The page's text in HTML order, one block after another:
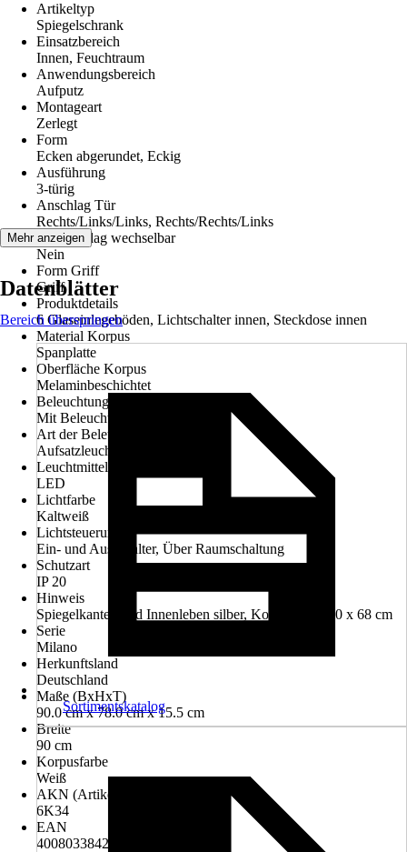
Artikeltyp
Spiegelschrank
Einsatzbereich
Innen, Feuchtraum
Anwendungsbereich
Aufputz
Montageart
Zerlegt
Form
Ecken abgerundet, Eckig
Ausführung
3-türig
Anschlag Tür
Rechts/Links/Links, Rechts/Rechts/Links
Türanschlag wechselbar
Nein
Form Griff
Griff
Produktdetails
6 Glaseinlegeböden, Lichtschalter innen, Steckdose innen
Material Korpus
Spanplatte
Oberfläche Korpus
Melaminbeschichtet
Beleuchtung
Mit Beleuchtung
Art der Beleuchtung
Aufsatzleuchte
Leuchtmitteltyp
LED
Lichtfarbe
Kaltweiß
Lichtsteuerung
Ein- und Ausschalter, Über Raumschaltung
Schutzart
IP 20
Hinweis
Spiegelkanten und Innenleben silber, Korpusmaße 80 x 68 cm
Serie
Milano
Herkunftsland
Deutschland
Maße (BxHxT)
90.0 cm x 78.0 cm x 15.5 cm
Breite
90 cm
Korpusfarbe
Weiß
AKN (Artikelkurznummer)
6K34
EAN
4008033842730
Mehr anzeigen
Datenblätter
Bereich überspringen
Sortimentskatalog